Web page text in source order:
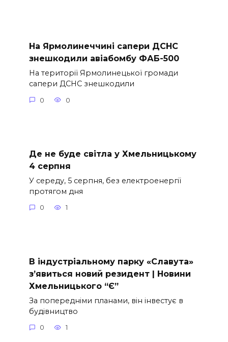
На Ярмолинеччині сапери ДСНС
знешкодили авіабомбу ФАБ-500
На території Ярмолинецької громади
сапери ДСНС знешкодили
0 0
Де не буде світла у Хмельницькому
4 серпня
У середу, 5 серпня, без електроенергії
протягом дня
0 1
В індустріальному парку «Славута»
з’явиться новий резидент | Новини
Хмельницького “Є”
За попередніми планами, він інвестує в
будівництво
0 1